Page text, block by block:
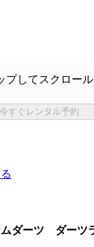
プしてスクロール
今すぐレンタル予約
ムダーツ ダーツ